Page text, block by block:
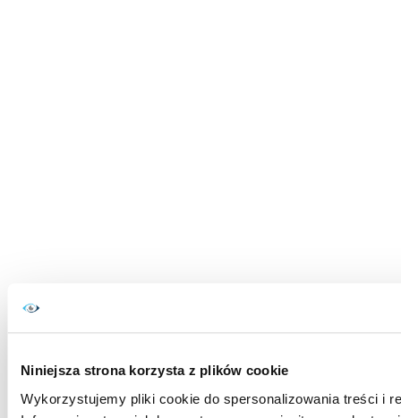
Niniejsza strona korzysta z plików cookie
Wykorzystujemy pliki cookie do spersonalizowania treści i